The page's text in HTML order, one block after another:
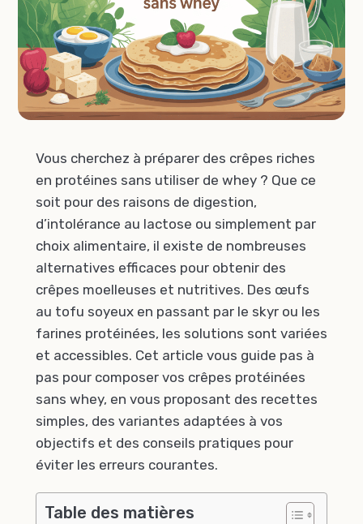
Vous cherchez à préparer des crêpes riches
en protéines sans utiliser de whey ? Que ce
soit pour des raisons de digestion,
d’intolérance au lactose ou simplement par
choix alimentaire, il existe de nombreuses
alternatives efficaces pour obtenir des
crêpes moelleuses et nutritives. Des œufs
au tofu soyeux en passant par le skyr ou les
farines protéinées, les solutions sont variées
et accessibles. Cet article vous guide pas à
pas pour composer vos crêpes protéinées
sans whey, en vous proposant des recettes
simples, des variantes adaptées à vos
objectifs et des conseils pratiques pour
éviter les erreurs courantes.
Table des matières